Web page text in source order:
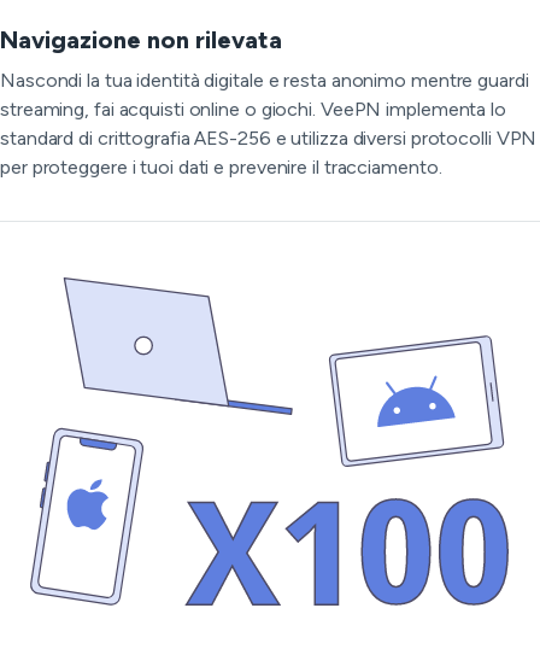
Navigazione non rilevata
Nascondi la tua identità digitale e resta anonimo mentre guardi
streaming, fai acquisti online o giochi. VeePN implementa lo
standard di crittografia AES-256 e utilizza diversi protocolli VPN
per proteggere i tuoi dati e prevenire il tracciamento.